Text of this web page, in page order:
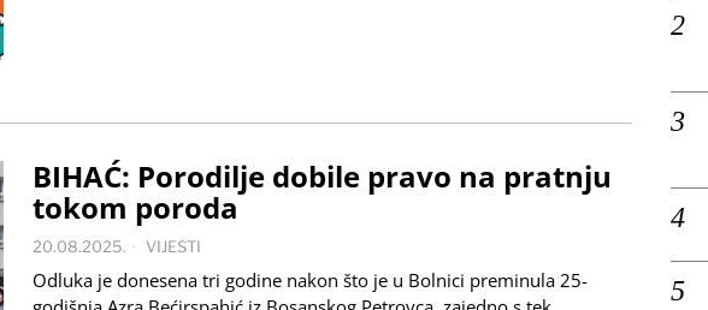
BIHAĆ: Porodilje dobile pravo na pratnju
tokom poroda
20.08.2025. VIJESTI
Odluka je donesena tri godine nakon što je u Bolnici preminula 25-